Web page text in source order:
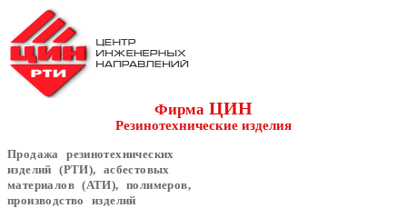
Фирма ЦИН
Резинотехнические изделия
Продажа резинотехнических
изделий (РТИ), асбестовых
материалов (АТИ), полимеров,
производство изделий